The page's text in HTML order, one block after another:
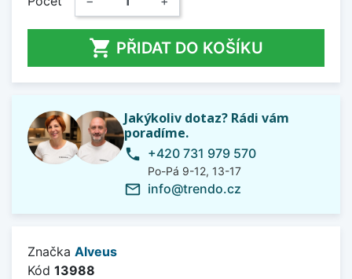
 PŘIDAT DO KOŠÍKU
Jakýkoliv dotaz? Rádi vám
poradíme.
phone +420 731 979 570
Po-Pá 9-12, 13-17
mail_outline info@trendo.cz
Značka Alveus
Kód 13988